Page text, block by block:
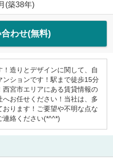
(築38年)
わせ(無料)
造りとデザインに関して、自
ションです！駅まで徒歩15分
宮市エリアにある賃貸情報の
お任せください！当社は、多
ります！ご要望や不明な点な
連絡ください(*^^*)